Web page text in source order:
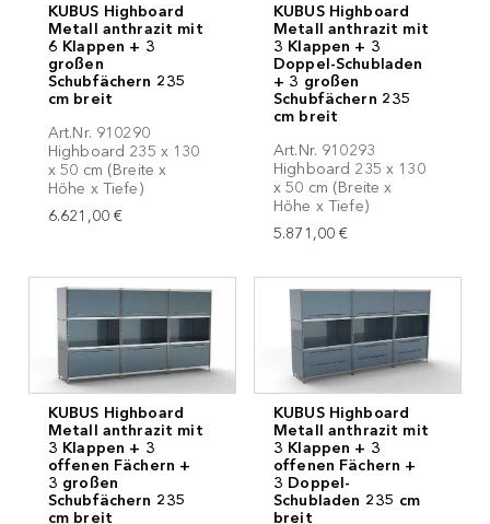
KUBUS Highboard
Metall anthrazit mit
6 Klappen + 3
großen
Schubfächern 235
cm breit
Art.Nr. 910290
Highboard 235 x 130
x 50 cm (Breite x
Höhe x Tiefe)
6.621,00 €
KUBUS Highboard
Metall anthrazit mit
3 Klappen + 3
Doppel-Schubladen
+ 3 großen
Schubfächern 235
cm breit
Art.Nr. 910293
Highboard 235 x 130
x 50 cm (Breite x
Höhe x Tiefe)
5.871,00 €
KUBUS Highboard
Metall anthrazit mit
3 Klappen + 3
offenen Fächern +
3 großen
Schubfächern 235
cm breit
KUBUS Highboard
Metall anthrazit mit
3 Klappen + 3
offenen Fächern +
3 Doppel-
Schubladen 235 cm
breit